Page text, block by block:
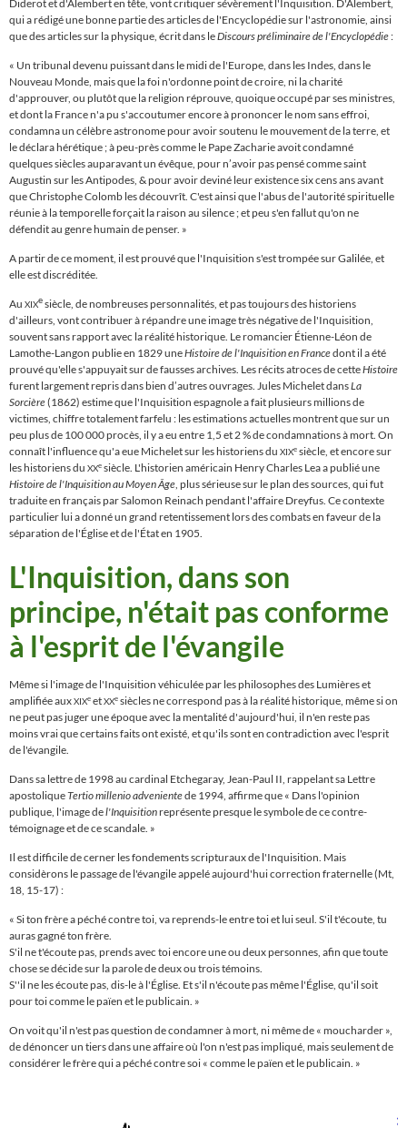
Diderot et d'Alembert en tête, vont critiquer sévèrement l'Inquisition. D'Alembert,
qui a rédigé une bonne partie des articles de l'Encyclopédie sur l'astronomie, ainsi
que des articles sur la physique, écrit dans leDiscours préliminaire de l'Encyclopédie:
« Un tribunal devenu puissant dans le midi de l'Europe, dans les Indes, dans le
Nouveau Monde, mais que la foi n'ordonne point de croire, ni la charité
d'approuver, ou plutôt que la religion réprouve, quoique occupé par ses ministres,
et dont la France n'a pu s'accoutumer encore à prononcer le nom sans effroi,
condamna un célèbre astronome pour avoir soutenu le mouvement de la terre, et
le déclara hérétique ; à peu-près comme le Pape Zacharie avoit condamné
quelques siècles auparavant un évêque, pour n’avoir pas pensé comme saint
Augustin sur les Antipodes, & pour avoir deviné leur existence six cens ans avant
que Christophe Colomb les découvrît. C'est ainsi que l'abus de l'autorité spirituelle
réunie à la temporelle forçait la raison au silence ; et peu s'en fallut qu'on ne
défendit au genre humain de penser. »
A partir de ce moment, il est prouvé que l'Inquisition s'est trompée sur Galilée, et
elle est discréditée.
Au XIXesiècle, de nombreuses personnalités, et pas toujours des historiens
d'ailleurs, vont contribuer à répandre une image très négative de l'Inquisition,
souvent sans rapport avec la réalité historique. Le romancier Étienne-Léon de
Lamothe-Langon publie en 1829 uneHistoire de l'Inquisition en Francedont il a été
prouvé qu'elle s'appuyait sur de fausses archives. Les récits atroces de cetteHistoire
furent largement repris dans bien d’autres ouvrages. Jules Michelet dansLa
Sorcière(1862) estime que l'Inquisition espagnole a fait plusieurs millions de
victimes, chiffre totalement farfelu : les estimations actuelles montrent que sur un
peu plus de 100 000 procès, il y a eu entre 1,5 et 2 % de condamnations à mort. On
connaît l'influence qu'a eue Michelet sur les historiens du XIXe siècle, et encore sur
les historiens du XXe siècle. L'historien américain Henry Charles Lea a publié une
Histoire de l'Inquisition au Moyen Âge, plus sérieuse sur le plan des sources, qui fut
traduite en français par Salomon Reinach pendant l'affaire Dreyfus. Ce contexte
particulier lui a donné un grand retentissement lors des combats en faveur de la
séparation de l'Église et de l'État en 1905.
L'Inquisition, dans son
principe, n'était pas conforme
à l'esprit de l'évangile
Même si l'image de l'Inquisition véhiculée par les philosophes des Lumières et
amplifiée auxXIXe etXXe siècles ne correspond pas à la réalité historique, même si on
ne peut pas juger une époque avec la mentalité d'aujourd'hui, il n'en reste pas
moins vrai que certains faits ont existé, et qu'ils sont en contradiction avec l'esprit
de l'évangile.
Dans sa lettre de 1998 au cardinal Etchegaray, Jean-Paul II, rappelant sa Lettre
apostoliqueTertio millenio advenientede 1994, affirme que « Dans l'opinion
publique, l'image del'Inquisitionreprésente presque le symbole de ce contre-
témoignage et de ce scandale. »
Il est difficile de cerner les fondements scripturaux de l'Inquisition. Mais
considèrons le passage de l'évangile appelé aujourd'hui correction fraternelle (Mt,
18, 15-17) :
« Si ton frère a péché contre toi, va reprends-le entre toi et lui seul. S'il t'écoute, tu
auras gagné ton frère.
S'il ne t'écoute pas, prends avec toi encore une ou deux personnes, afin que toute
chose se décide sur la parole de deux ou trois témoins.
S''il ne les écoute pas, dis-le à l'Église. Et s'il n'écoute pas même l'Église, qu'il soit
pour toi comme le païen et le publicain. »
On voit qu'il n'est pas question de condamner à mort, ni même de « moucharder »,
de dénoncer un tiers dans une affaire où l'on n'est pas impliqué, mais seulement de
considérer le frère qui a péché contre soi « comme le païen et le publicain. »